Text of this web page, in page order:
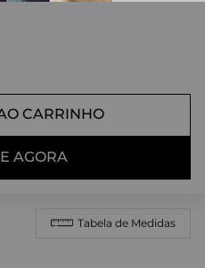
CARRINHO
AGORA
Tabela de Medidas